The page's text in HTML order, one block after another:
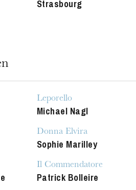
durch die Oper
Strasbourg
Leporello
Michael Nagl
Donna Elvira
Sophie Marilley
Il Commendatore
Patrick Bolleire